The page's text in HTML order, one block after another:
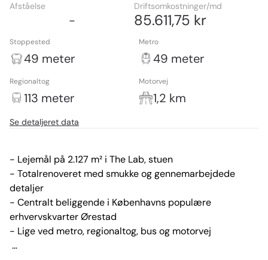
Afståelse
-
Driftsomkostninger/md
85.611,75 kr
Stoppested
49 meter
Metro
49 meter
Regionaltog
113 meter
Motorvej
1,2 km
Se detaljeret data
- Lejemål på 2.127 m² i The Lab, stuen
- Totalrenoveret med smukke og gennemarbejdede
detaljer
- Centralt beliggende i Københavns populære
erhvervskvarter Ørestad
- Lige ved metro, regionaltog, bus og motorvej